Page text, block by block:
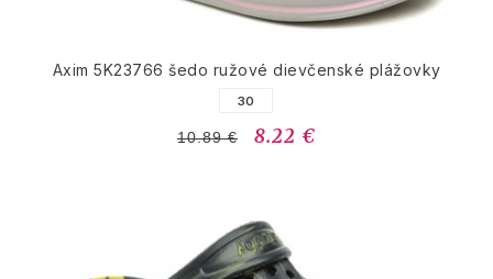
Axim 5K23766 šedo ružové dievčenské plážovky
30
10.89 € 8.22 €